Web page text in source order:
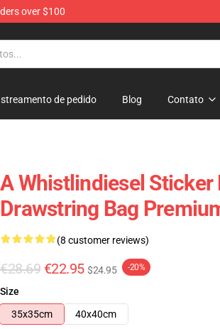
over $100
de pedido Blog Contato
A Whistlindiesel Sticker
Drawstring Bag
(8 customer reviews)
€28.69 €22.95 $24.95 -20%
Size
35x35cm
40x40cm